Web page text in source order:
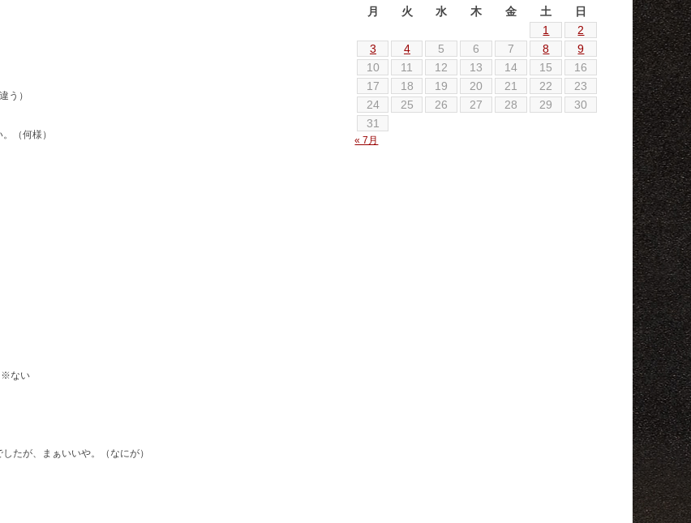
う）
（何様）
※ない
たが、まぁいいや。（なにが）
月
火 水 木 金 土
日
1
2
3
4 5 6 7 8
9
10
11 12 13 14 15
16
17
18 19 20 21 22
23
24
25 26 27 28 29
30
31
« 7月